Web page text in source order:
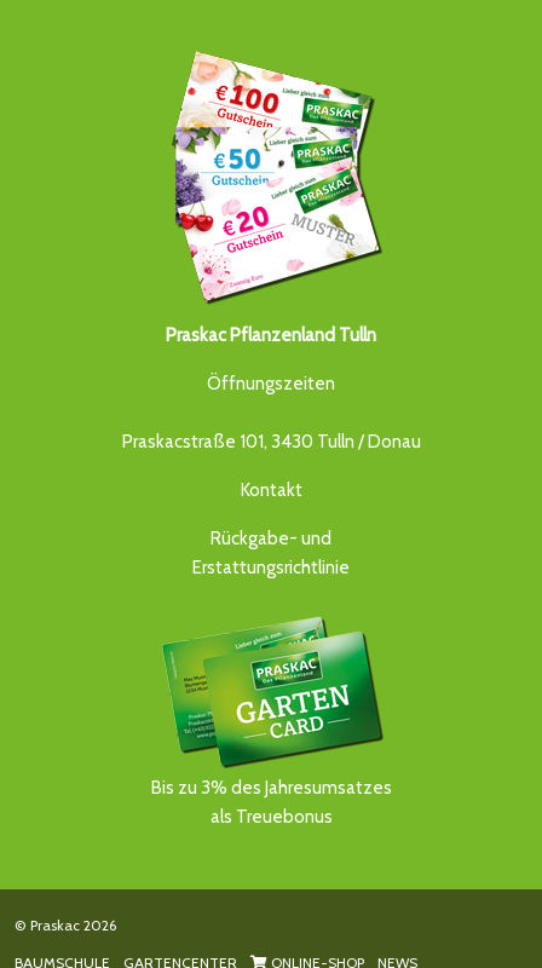
Praskac Pflanzenland Tulln
Öffnungszeiten
Praskacstraße 101, 3430 Tulln / Donau
Kontakt
Rückgabe- und
Erstattungsrichtlinie
Bis zu 3% des Jahresumsatzes
als Treuebonus
© Praskac 2026
BAUMSCHULE GARTENCENTER ONLINE-SHOP NEWS